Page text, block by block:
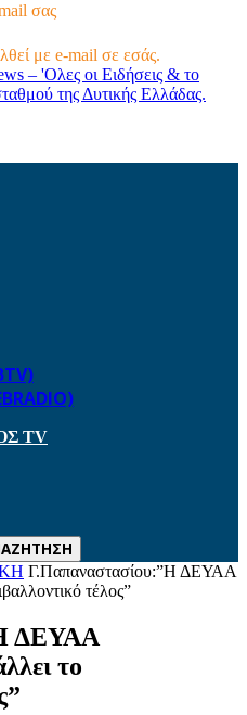
σας
με e-mail σε εσάς.
– 'Ολες οι Ειδήσεις & το
της Δυτικής Ελλάδας.
TV
Γ.Παπαναστασίου:”Η ΔΕΥΑΑ
τέλος”
ΔΕΥΑΑ
το